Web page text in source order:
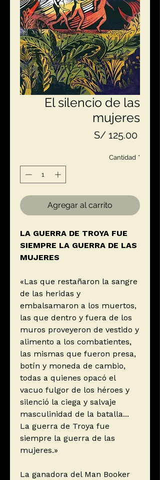
El silencio de las
mujeres
S/ 125.00Precio
Cantidad *
Agregar al carrito
LA GUERRA DE TROYA FUE
SIEMPRE LA GUERRA DE LAS
MUJERES
«Las que restañaron la sangre
de las heridas y
embalsamaron a los muertos,
las que dentro y fuera de los
muros proveyeron de vestido y
alimento a los combatientes,
las mismas que fueron presa,
botín y moneda de cambio,
todas a quienes opacó el
vacuo fulgor de los héroes y
silenció la ciega y salvaje
masculinidad de la batalla...
La guerra de Troya fue
siempre la guerra de las
mujeres.»
La ganadora del Man Booker